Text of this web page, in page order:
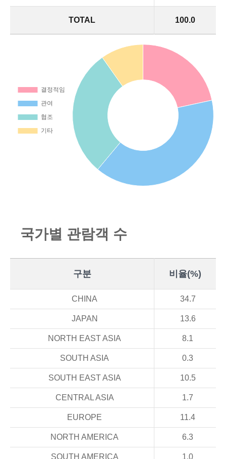
TOTAL 100.0
국가별 관람객 수
구분 비율(%)
CHINA 34.7
JAPAN 13.6
NORTH EAST ASIA 8.1
SOUTH ASIA 0.3
SOUTH EAST ASIA 10.5
CENTRAL ASIA 1.7
EUROPE 11.4
NORTH AMERICA 6.3
SOUTH AMERICA 1.0